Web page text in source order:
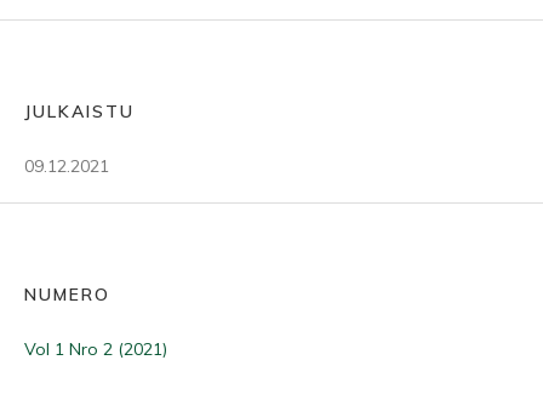
JULKAISTU
09.12.2021
NUMERO
Vol 1 Nro 2 (2021)